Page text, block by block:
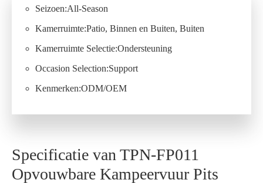
Seizoen:All-Season
Kamerruimte:Patio, Binnen en Buiten, Buiten
Kamerruimte Selectie:Ondersteuning
Occasion Selection:Support
Kenmerken:ODM/OEM
Specificatie van TPN-FP011
Opvouwbare Kampeervuur Pits